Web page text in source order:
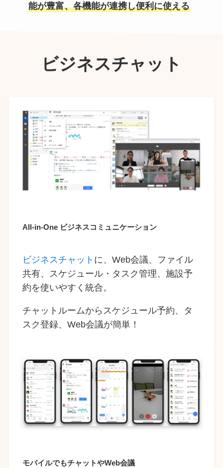
能が豊富、各機能が連携し便利に使える
ビジネスチャット
All-in-One ビジネスコミュニケーション
ビジネスチャット に、Web会議、ファイル
共有、スケジュール・タスク管理、施設予
約を使いやすく統合。
チャットルームからスケジュール予約、タ
スク登録、Web会議が簡単！
モバイルでもチャットやWeb会議